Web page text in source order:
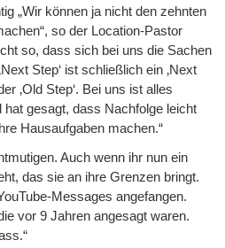
„Wir können ja nicht den zehnten
so der Location-Pastor
so, dass sich bei uns die Sachen
Step‘ ist schließlich ein ‚Next
‚Old Step‘. Bei uns ist alles
gesagt, dass Nachfolge leicht
Hausaufgaben machen.“
Auch wenn ihr nun ein
das sie an ihre Grenzen bringt.
Messages angefangen.
vor 9 Jahren angesagt waren.